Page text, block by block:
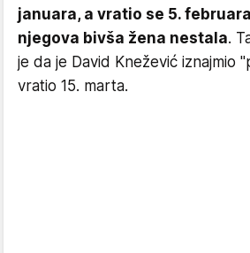
januara, a vratio se 5.
njegova bivša žena nestala.
je da je David Knežević iznajmio
vratio 15. marta.